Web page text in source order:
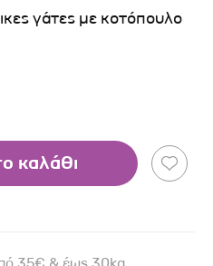
γάτες με κοτόπουλο
καλάθι